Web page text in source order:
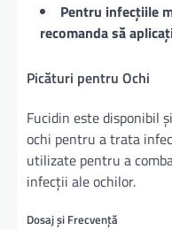
Pentru infecțiile
recomanda să
Picături pentru Ochi
Fucidin este disponibil
ochi pentru a trata
utilizate pentru a
infecții ale ochilor.
Dosaj și Frecvență